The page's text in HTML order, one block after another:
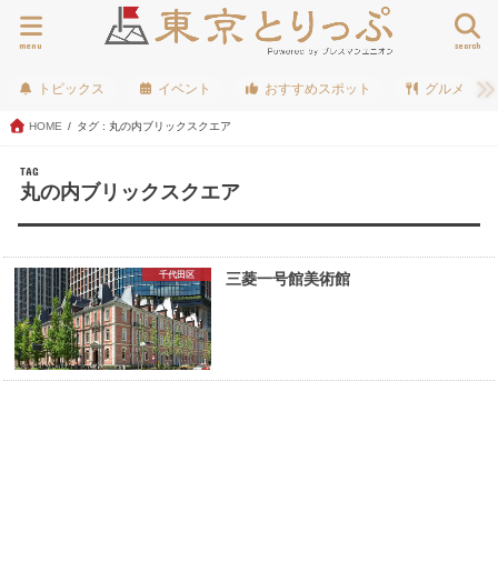
search
menu
トピックス イベント おすすめスポット グルメ
HOME タグ : 丸の内ブリックスクエア
TAG
丸の内ブリックスクエア
千代田区 三菱一号館美術館